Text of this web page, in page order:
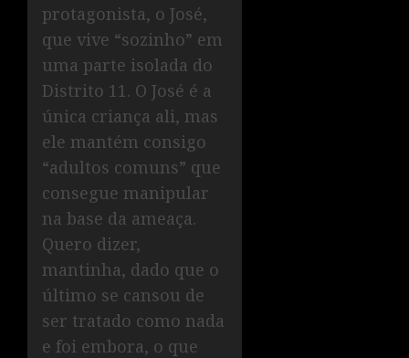
protagonista, o José,
que vive “sozinho” em
uma parte isolada do
Distrito 11. O José é a
única criança ali, mas
ele mantém consigo
“adultos comuns” que
consegue manipular
na base da ameaça.
Quero dizer,
mantinha, dado que o
último se cansou de
ser tratado como nada
e foi embora, o que